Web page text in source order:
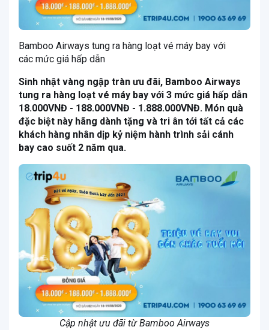
Bamboo Airways tung ra hàng loạt vé máy bay với
các mức giá hấp dẫn
Sinh nhật vàng ngập tràn ưu đãi, Bamboo Airways
tung ra hàng loạt vé máy bay với 3 mức giá hấp dẫn
18.000VNĐ - 188.000VNĐ - 1.888.000VNĐ. Món quà
đặc biệt này hãng dành tặng và tri ân tới tất cả các
khách hàng nhân dịp kỷ niệm hành trình sải cánh
bay cao suốt 2 năm qua.
Cập nhật ưu đãi từ Bamboo Airways